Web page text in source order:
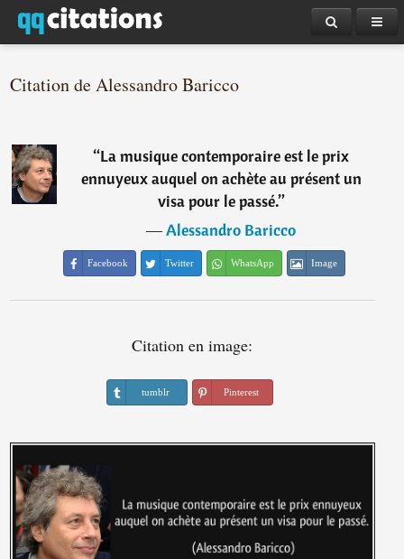
Citation de Alessandro Baricco
“La musique contemporaire est le prix
ennuyeux auquel on achète au présent un
visa pour le passé.”
―Alessandro Baricco
Facebook Twitter WhatsApp Image
Citation en image:
tumblr Pinterest